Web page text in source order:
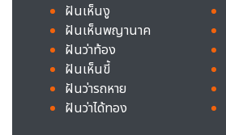
ฝันเห็นงู
ฝันเห็นพญานาค
ฝันว่าท้อง
ฝันเห็นขี้
ฝันว่ารถหาย
ฝันว่าได้ทอง